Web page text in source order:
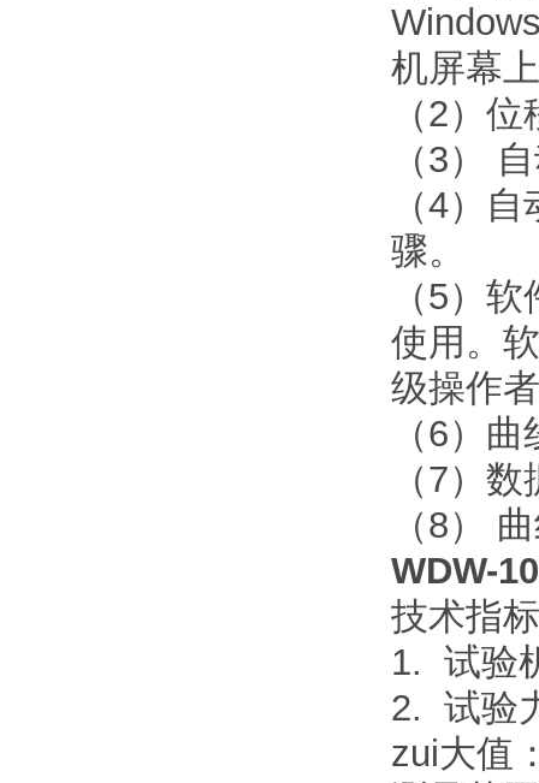
机屏幕
（2）
（3）
（4）
骤。
（5）
使用。
级操作
（6）
（7）
（8）
WDW-
技术指
1. 试验
2. 试验
zui大值